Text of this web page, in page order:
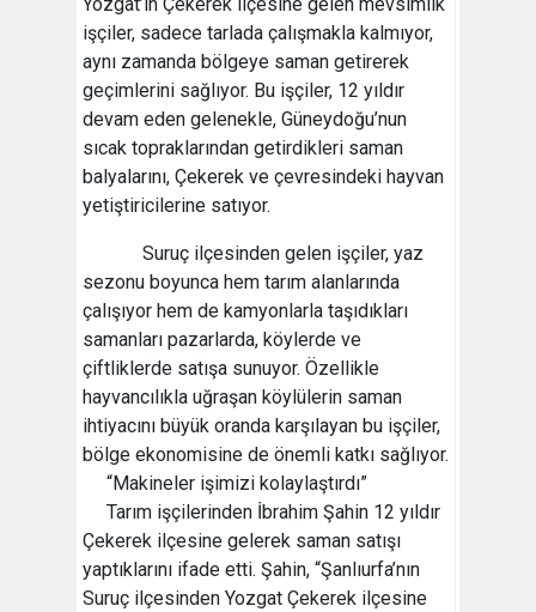
işçiler, sadece tarlada çalışmakla kalmıyor,
aynı zamanda bölgeye saman getirerek
geçimlerini sağlıyor. Bu işçiler, 12 yıldır
devam eden gelenekle, Güneydoğu’nun
sıcak topraklarından getirdikleri saman
balyalarını, Çekerek ve çevresindeki hayvan
yetiştiricilerine satıyor.
Suruç ilçesinden gelen işçiler, yaz
sezonu boyunca hem tarım alanlarında
çalışıyor hem de kamyonlarla taşıdıkları
samanları pazarlarda, köylerde ve
çiftliklerde satışa sunuyor. Özellikle
hayvancılıkla uğraşan köylülerin saman
ihtiyacını büyük oranda karşılayan bu işçiler,
bölge ekonomisine de önemli katkı sağlıyor.
“Makineler işimizi kolaylaştırdı”
Tarım işçilerinden İbrahim Şahin 12 yıldır
Çekerek ilçesine gelerek saman satışı
yaptıklarını ifade etti. Şahin, “Şanlıurfa’nın
Suruç ilçesinden Yozgat Çekerek ilçesine